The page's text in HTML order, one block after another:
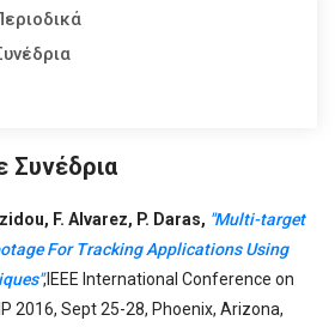
Συνέδρια
F. Alvarez, P. Daras, "Multi-target
For Tracking Applications Using
, IEEE International Conference on
2016, Sept 25-28, Phoenix, Arizona,